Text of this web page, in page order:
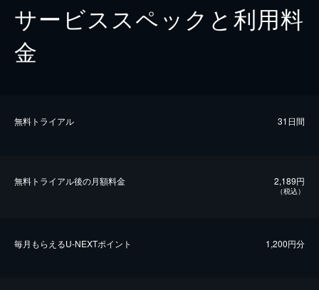
サービススペックと利用料
金
無料トライアル 31日間
無料トライアル後の⽉額料金 2,189円
（税込）
毎⽉もらえるU-NEXTポイント 1,200円分